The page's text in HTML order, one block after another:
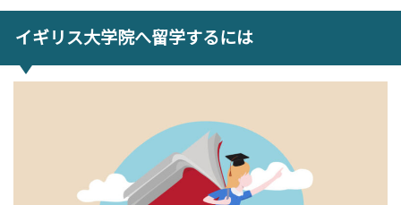
イギリス大学院へ留学するには